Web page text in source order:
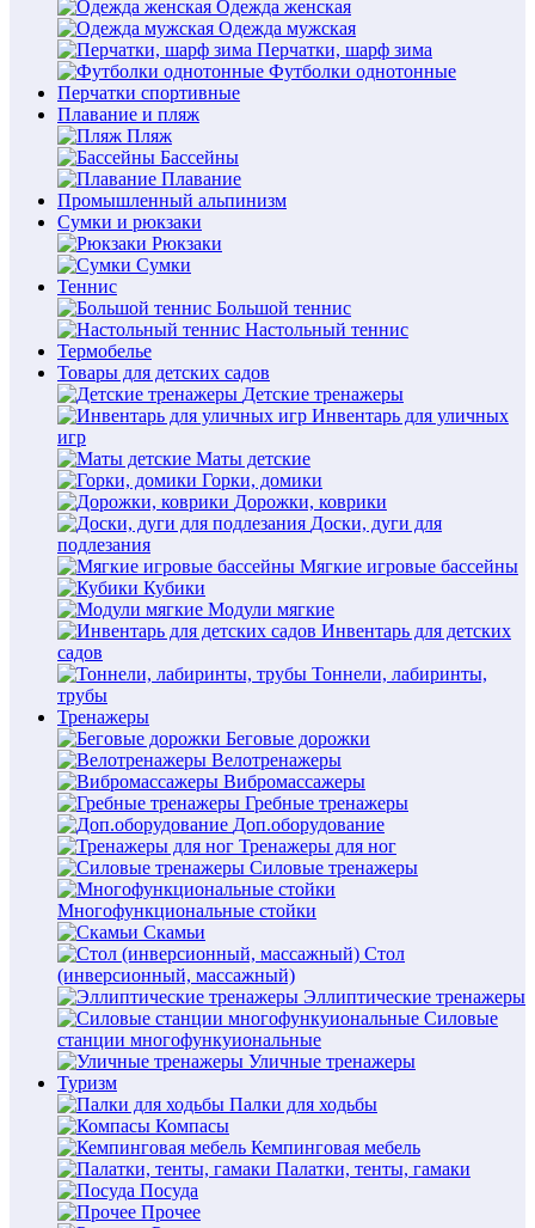
Одежда женская
Одежда мужская
Перчатки, шарф зима
Футболки однотонные
Перчатки спортивные
Плавание и пляж
Пляж
Бассейны
Плавание
Промышленный альпинизм
Сумки и рюкзаки
Рюкзаки
Сумки
Теннис
Большой теннис
Настольный теннис
Термобелье
Товары для детских садов
Детские тренажеры
Инвентарь для уличных
игр
Маты детские
Горки, домики
Дорожки, коврики
Доски, дуги для
подлезания
Мягкие игровые бассейны
Кубики
Модули мягкие
Инвентарь для детских
садов
Тоннели, лабиринты,
трубы
Тренажеры
Беговые дорожки
Велотренажеры
Вибромассажеры
Гребные тренажеры
Доп.оборудование
Тренажеры для ног
Силовые тренажеры
Многофункциональные стойки
Скамьи
Стол
(инверсионный, массажный)
Эллиптические тренажеры
Силовые
станции многофункуиональные
Уличные тренажеры
Туризм
Палки для ходьбы
Компасы
Кемпинговая мебель
Палатки, тенты, гамаки
Посуда
Прочее